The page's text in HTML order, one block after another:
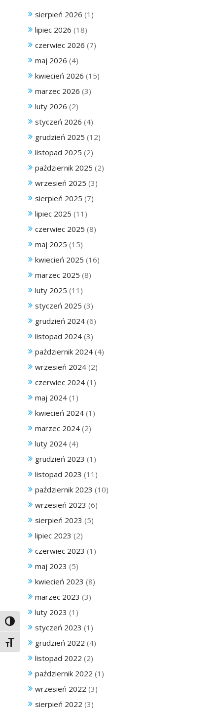
Toggle High Contrast
Toggle Font size
sierpień 2026 (1)
lipiec 2026 (18)
czerwiec 2026 (7)
maj 2026 (4)
kwiecień 2026 (15)
marzec 2026 (3)
luty 2026 (2)
styczeń 2026 (4)
grudzień 2025 (12)
listopad 2025 (2)
październik 2025 (2)
wrzesień 2025 (3)
sierpień 2025 (7)
lipiec 2025 (11)
czerwiec 2025 (8)
maj 2025 (15)
kwiecień 2025 (16)
marzec 2025 (8)
luty 2025 (11)
styczeń 2025 (3)
grudzień 2024 (6)
listopad 2024 (3)
październik 2024 (4)
wrzesień 2024 (2)
czerwiec 2024 (1)
maj 2024 (1)
kwiecień 2024 (1)
marzec 2024 (2)
luty 2024 (4)
grudzień 2023 (1)
listopad 2023 (11)
październik 2023 (10)
wrzesień 2023 (6)
sierpień 2023 (5)
lipiec 2023 (2)
czerwiec 2023 (1)
maj 2023 (5)
kwiecień 2023 (8)
marzec 2023 (3)
luty 2023 (1)
styczeń 2023 (1)
grudzień 2022 (4)
listopad 2022 (2)
październik 2022 (1)
wrzesień 2022 (3)
sierpień 2022 (3)